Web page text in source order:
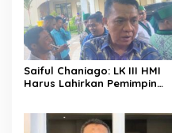
Saiful Chaniago: LK III HMI
Harus Lahirkan Pemimpin
Bangsa